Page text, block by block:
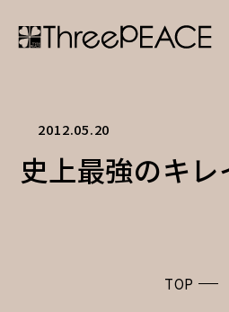
2012.05.20
史上最強のキレ
TOP